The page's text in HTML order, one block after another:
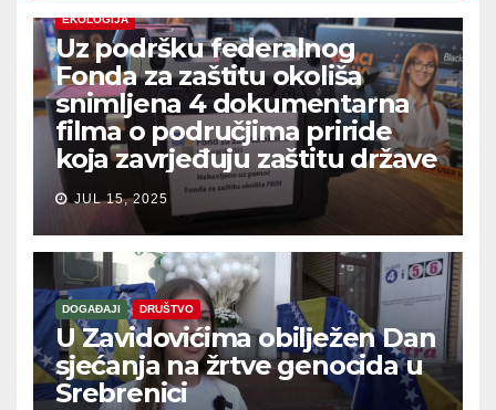
EKOLOGIJA
Uz podršku federalnog
Fonda za zaštitu okoliša
snimljena 4 dokumentarna
filma o područjima priride
koja zavrjeđuju zaštitu države
JUL 15, 2025
DOGAĐAJI DRUŠTVO
U Zavidovićima obilježen Dan
sjećanja na žrtve genocida u
Srebrenici